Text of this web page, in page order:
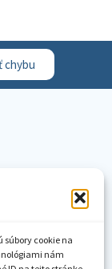
súbory cookie na
nám
chybu